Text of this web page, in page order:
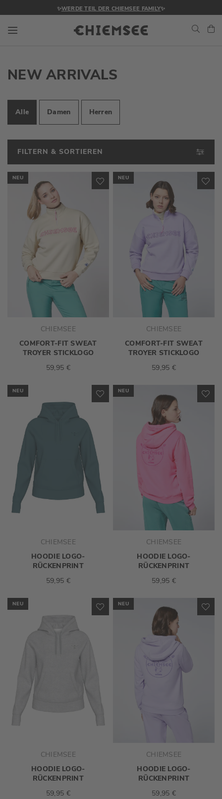
✨WERDE TEIL DER CHIEMSEE FAMILY✨
FILTERN & SORTIEREN
NEU
ZUR
WUNSCHLISTE
CHIEMSEE
COMFORT-FIT SWEAT
TROYER STICKLOGO
59,95 €
NEU
CHIEMSEE
COMFORT-FIT SWEAT
TROYER STICKLOGO
59,95 €
NEU
ZUR
WUNSCHLISTE
HINZUFÜGEN
CHIEMSEE
HOODIE LOGO-
RÜCKENPRINT
59,95 €
NEU
CHIEMSEE
HOODIE LOGO-
RÜCKENPRINT
59,95 €
NEU
ZUR
WUNSCHLISTE
HINZUFÜGEN
CHIEMSEE
HOODIE LOGO-
RÜCKENPRINT
59,95 €
NEU
CHIEMSEE
HOODIE LOGO-
RÜCKENPRINT
59,95 €
NEW ARRIVALS
Alle Damen Herren